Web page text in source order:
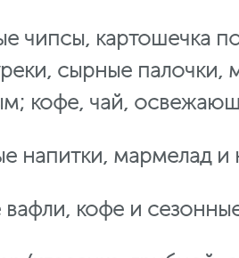
чипсы, картошечка
сырные
кофе, чай,
напитки, мармелад
вафли, кофе и